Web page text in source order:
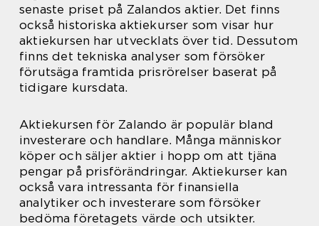
senaste priset på Zalandos aktier. Det finns
också historiska aktiekurser som visar hur
aktiekursen har utvecklats över tid. Dessutom
finns det tekniska analyser som försöker
förutsäga framtida prisrörelser baserat på
tidigare kursdata.
Aktiekursen för Zalando är populär bland
investerare och handlare. Många människor
köper och säljer aktier i hopp om att tjäna
pengar på prisförändringar. Aktiekurser kan
också vara intressanta för finansiella
analytiker och investerare som försöker
bedöma företagets värde och utsikter.